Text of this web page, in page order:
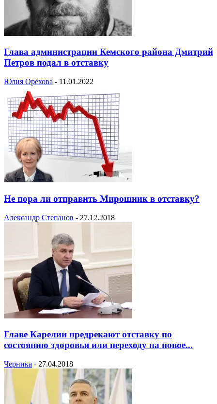
Глава администрации Кемского района Дмитрий
Петров подал в отставку
Юлия Орехова - 11.01.2022
Не пора ли отправить Мирошник в отставку?
Александр Степанов - 27.12.2018
Главе Карелии предрекают отставку по
состоянию здоровья или переходу на новое...
Черника - 27.04.2018